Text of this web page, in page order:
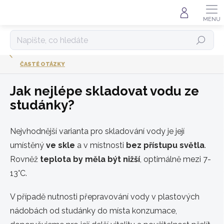
HLEDAT
ČASTÉ OTÁZKY
Jak nejlépe skladovat vodu ze
studánky?
Nejvhodnější varianta pro skladování vody je její
umístěný ve skle a v místnosti bez přístupu světla.
Rovněž teplota by měla být nižší, optimálně mezi 7-
13°C.
V případě nutnosti přepravování vody v plastových
nádobách od studánky do místa konzumace,